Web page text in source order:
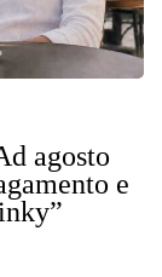
agosto
e